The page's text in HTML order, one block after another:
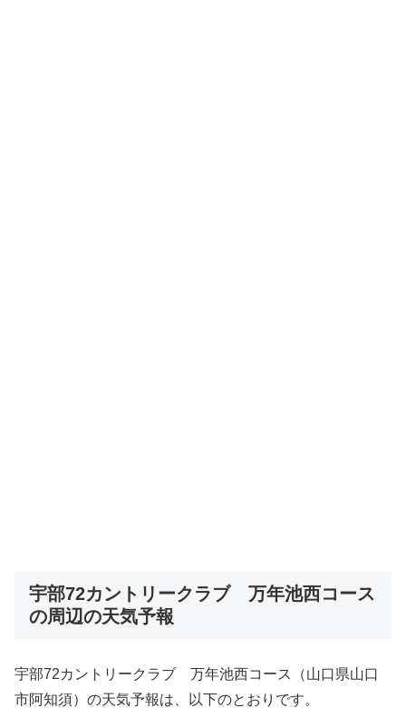
宇部72カントリークラブ 万年池西コース
の周辺の天気予報
宇部72カントリークラブ 万年池西コース（山口県山口
市阿知須）の天気予報は、以下のとおりです。